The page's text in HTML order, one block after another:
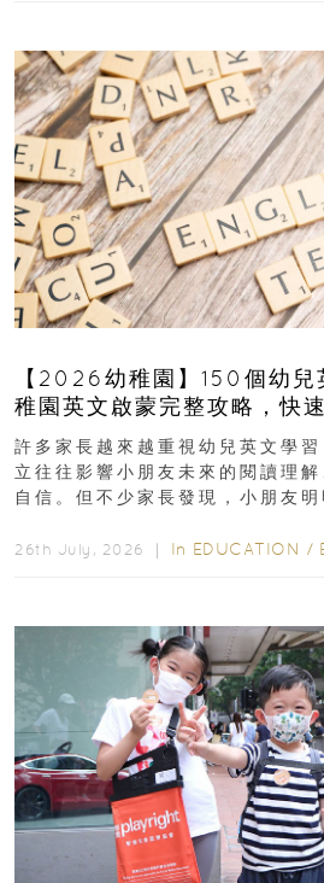
【2026幼稚園】150個幼兒
稚園英文啟蒙完整攻略，快
許多家長越來越重視幼兒英文學
立往往影響小朋友未來的閱讀理
自信。但不少家長發現，小朋友
26th July, 2026 ｜ In EDUCATION /